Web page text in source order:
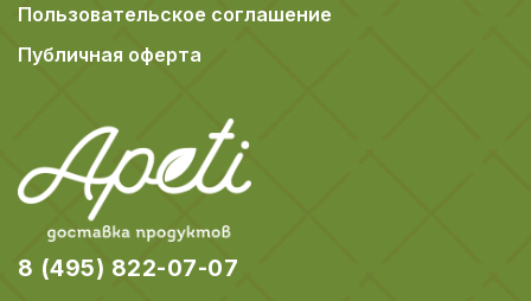
Пользовательское соглашение
Публичная оферта
8 (495) 822-07-07